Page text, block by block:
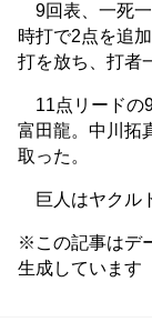
9回表、一死一
時打で2点を追
打を放ち、打者
11点リードの
富田龍。中川拓
取った。
巨人はヤクル
※この記事はデ
生成しています